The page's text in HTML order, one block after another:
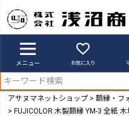
メニュー お気に入り
アサヌマネットショップ 額縁・フ
FUJICOLOR 木製額縁 YM-3 全紙